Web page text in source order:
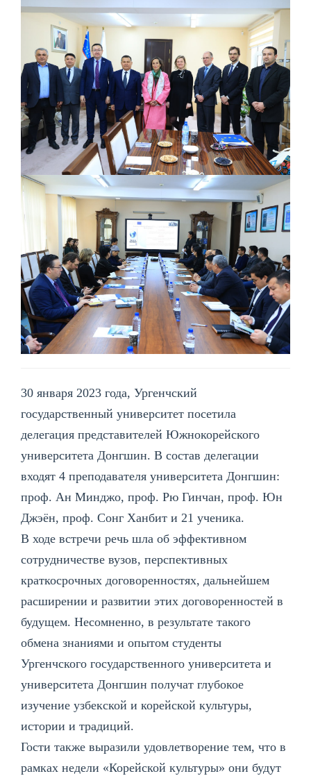
30 января 2023 года, Ургенчский
государственный университет посетила
делегация представителей Южнокорейского
университета Донгшин. В состав делегации
входят 4 преподавателя университета Донгшин:
проф. Ан Минджо, проф. Рю Гинчан, проф. Юн
Джэён, проф. Сонг Ханбит и 21 ученика.
В ходе встречи речь шла об эффективном
сотрудничестве вузов, перспективных
краткосрочных договоренностях, дальнейшем
расширении и развитии этих договоренностей в
будущем. Несомненно, в результате такого
обмена знаниями и опытом студенты
Ургенчского государственного университета и
университета Донгшин получат глубокое
изучение узбекской и корейской культуры,
истории и традиций.
Гости также выразили удовлетворение тем, что в
рамках недели «Корейской культуры» они будут